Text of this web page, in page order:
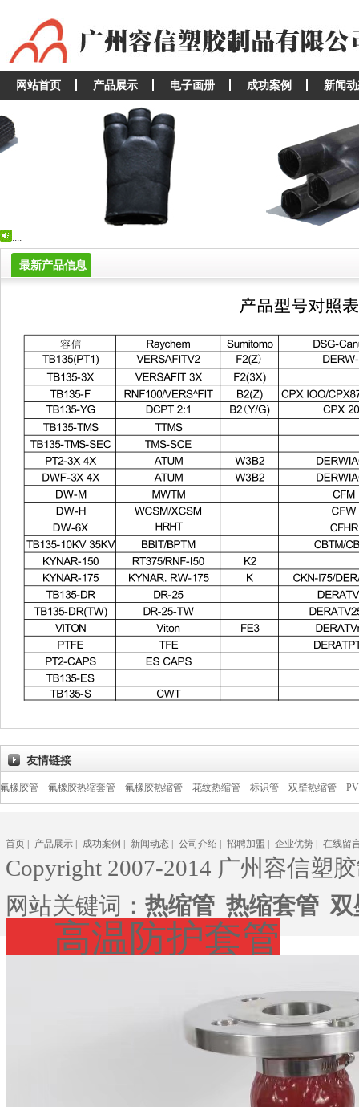
网站首页 产品展示 电子画册 成功案例 新闻
......
最新产品信息
友情链接
氟橡胶热缩套管 氟橡胶热缩管 花纹热缩管 标识管 双壁热缩管 PVDF热缩
首页 产品展示 成功案例 新闻动态 公司介绍 招聘加盟 企业优势 在线留
Copyright 2007-2014 广州容信塑
网站关键词： 热缩管 热缩套管 双
高温防护套管